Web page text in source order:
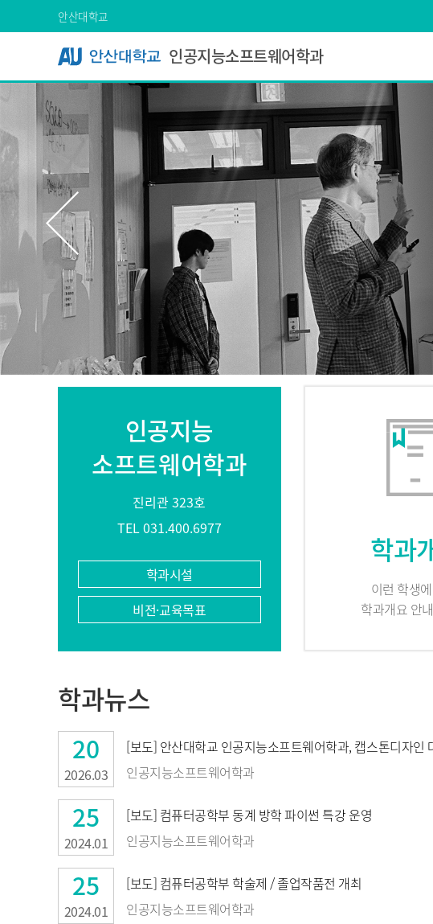
Skip Menu
안산대학교
인공지능소프트웨어학과
인공지능
소프트웨어학과
진리관 323호
TEL 031.400.6977
학과시설
비전·교육목표
학과
이런 학생
학과개요 안
학과뉴스
20
2026.03
[보도] 안산대학교 인공지능소프트웨어학과, 캡스톤디자인
인공지능소프트웨어학과
25
2024.01
[보도] 컴퓨터공학부 동계 방학 파이썬 특강 운영
인공지능소프트웨어학과
25
2024.01
[보도] 컴퓨터공학부 학술제 / 졸업작품전 개최
인공지능소프트웨어학과